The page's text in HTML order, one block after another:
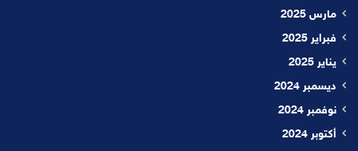
مارس 2025
فبراير 2025
يناير 2025
ديسمبر 2024
نوفمبر 2024
أكتوبر 2024